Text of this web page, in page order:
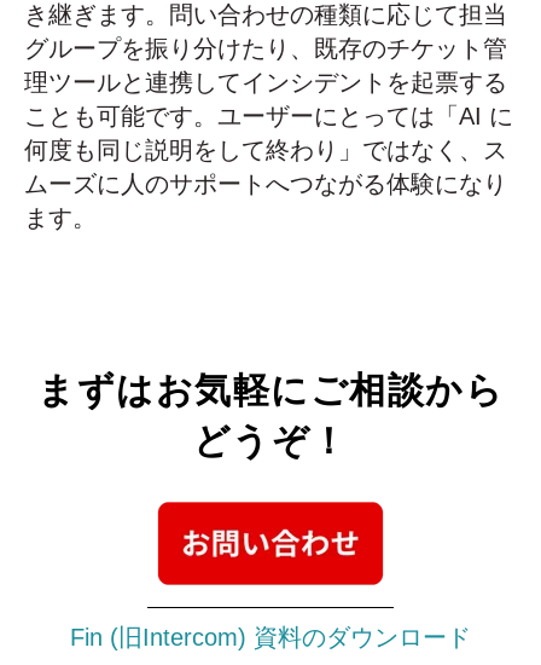
き継ぎます。問い合わせの種類に応じて担当
グループを振り分けたり、既存のチケット管
理ツールと連携してインシデントを起票する
ことも可能です。ユーザーにとっては「AI に
何度も同じ説明をして終わり」ではなく、ス
ムーズに人のサポートへつながる体験になり
ます。
まずはお気軽にご相談から
どうぞ！
Fin (旧Intercom) 資料のダウンロード